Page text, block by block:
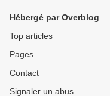
Hébergé par Overblog
Top articles
Pages
Contact
Signaler un abus